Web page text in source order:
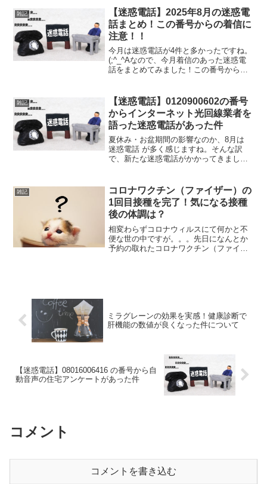
接種４回目の接種前回の４回目接種より
更に５ヶ月経ちました。。...
雑記
【迷惑電話】2025年8月の迷惑電
話まとめ！この番号からの着信に
注意！！
今月は迷惑電話が4件と多かったですね。
(;^_^Aなので、今月着信のあった迷惑電
話をまとめてみました！この番号からの
回線業者を語った営業「光回線のご案...
雑記
【迷惑電話】0120900602の番号
からインターネット光回線業者を
語った迷惑電話があった件
夏休み・お盆期間の影響なのか、8月は
迷惑電話 が多く感じますね。そんな訳
で、新たな迷惑電話がかかってきまし
惑電話っぽい番号から電話がかかっ...
雑記
コロナワクチン（ファイザー）の
1回目接種を完了！気になる接種
後の体調は？
相変わらずコロナウィルスにて何かと不
便な世の中ですが。。。先日になんとか
予約の取れたコロナワクチン（ファイザ
ミラグレーンの効果を実感！健康診断で
肝機能の数値が良くなった件について
【迷惑電話】08016006416 の番号から自
動音声の住宅アンケートがあった件
コメント
コメントを書き込む